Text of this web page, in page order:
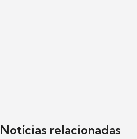
Notícias relacionadas